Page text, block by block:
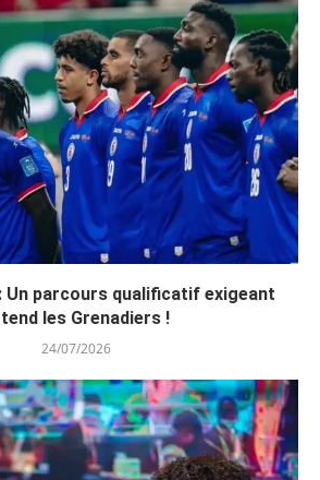
Un parcours qualificatif exigeant
les Grenadiers !
24/07/2026